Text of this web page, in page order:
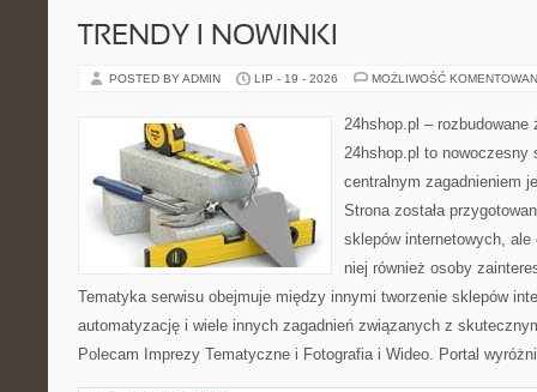
TRENDY I NOWINKI
POSTED BY ADMIN LIP - 19 - 2026 MOŻLIWOŚĆ
24hshop.pl – rozbudowane
24hshop.pl to nowoczesny
centralnym zagadnieniem
Strona została
sklepów internetowych, ale
niej również osoby
Tematyka serwisu obejmuje między innymi tworzenie sklepów
automatyzację i wiele innych zagadnień związanych z
Polecam Imprezy Tematyczne i Fotografia i Wideo. Portal